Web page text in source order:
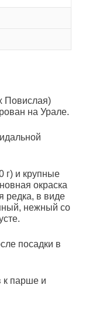
Повислая)
на Урале.
г) и крупные
окраска
редка, в виде
нежный со
посадки в
к парше и